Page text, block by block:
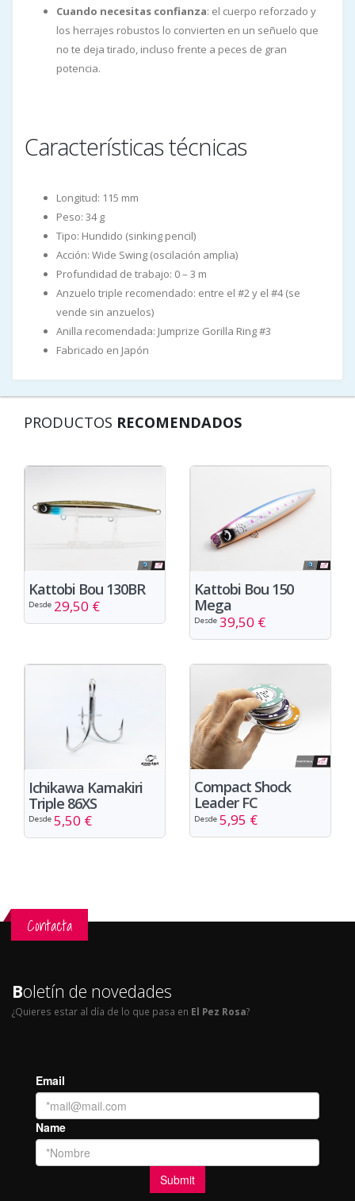
Cuando necesitas confianza: el cuerpo reforzado y
los herrajes robustos lo convierten en un señuelo que
no te deja tirado, incluso frente a peces de gran
potencia.
Características técnicas
Longitud: 115 mm
Peso: 34 g
Tipo: Hundido (sinking pencil)
Acción: Wide Swing (oscilación amplia)
Profundidad de trabajo: 0 – 3 m
Anzuelo triple recomendado: entre el #2 y el #4 (se
vende sin anzuelos)
Anilla recomendada: Jumprize Gorilla Ring #3
Fabricado en Japón
PRODUCTOS RECOMENDADOS
Kattobi Bou 130BR
Desde 29,50 €
Kattobi Bou 150
Mega
Desde 39,50 €
Ichikawa Kamakiri
Triple 86XS
Desde 5,50 €
Compact Shock
Leader FC
Desde 5,95 €
Contacta
Boletín de novedades
¿Quieres estar al día de lo que pasa en El Pez Rosa?